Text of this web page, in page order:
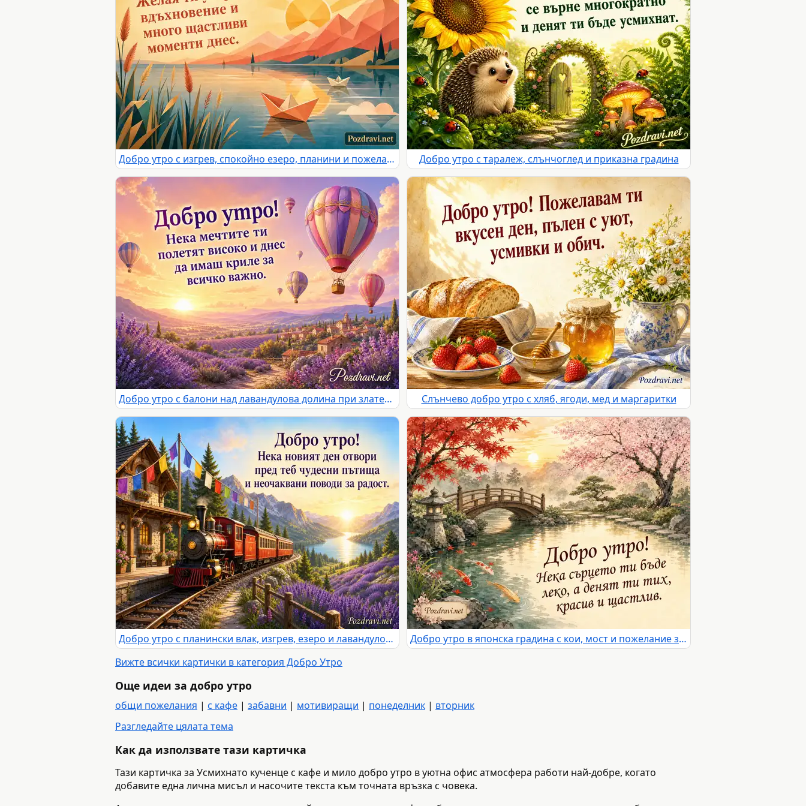
Добро утро с изгрев, спокойно езеро, планини и пожелание за щастлив ден Добро утро с таралеж, слънчоглед и приказна градина
Добро утро с балони над лавандулова долина при златен изгрев Слънчево добро утро с хляб, ягоди, мед и маргаритки
Добро утро с планински влак, изгрев, езеро и лавандулови поля
Добро утро в японска градина с кои, мост и пожелание за красив ден
Вижте всички картички в категория Добро Утро
Още идеи за добро утро
общи пожелания | с кафе | забавни | мотивиращи | понеделник | вторник
Разгледайте цялата тема
Как да използвате тази картичка
Тази картичка за Усмихнато кученце с кафе и мило добро утро в уютна офис атмосфера работи най-добре, когато
добавите една лична мисъл и насочите текста към точната връзка с човека.